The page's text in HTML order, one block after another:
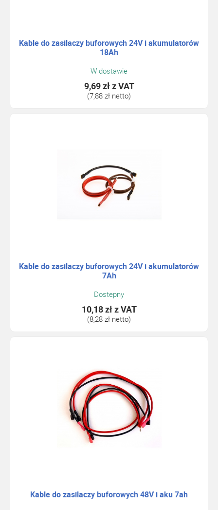
Kable do zasilaczy buforowych 24V i akumulatorów
18Ah
W dostawie
9,69 złz VAT
(7,88 zł netto)
Kable do zasilaczy buforowych 24V i akumulatorów
7Ah
Dostepny
10,18 złz VAT
(8,28 zł netto)
Kable do zasilaczy buforowych 48V i aku 7ah